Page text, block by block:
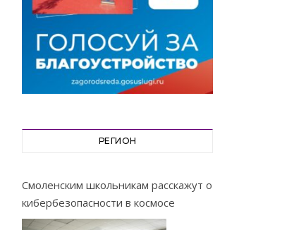
РЕГИОН
Смоленским школьникам расскажут о
кибербезопасности в космосе